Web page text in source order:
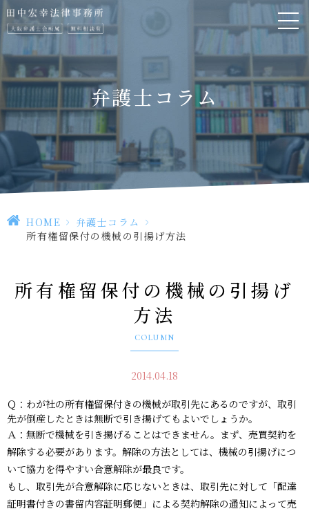
弁護士コラム
HOME > 弁護士コラム >
所有権留保付の機械の引揚げ方法
所有権留保付の機械の引揚げ
方法
COLUMN
2014.04.18
Ｑ：わが社の所有権留保付きの機械が取引先にあるのですが、取引
先が倒産したときは無断で引き揚げてもよいでしょうか。
Ａ：無断で機械を引き揚げることはできません。まず、売買契約を
解除する必要があります。解除の方法としては、機械の引揚げにつ
いて協力を得やすい合意解除が最良です。
もし、取引先が合意解除に応じないときは、取引先に対して「配達
証明書付きの書留内容証明郵便」による契約解除の通知によって売